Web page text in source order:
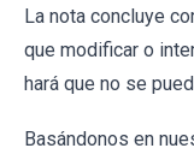
La nota concluye
que modificar o
hará que no se
Basándonos en